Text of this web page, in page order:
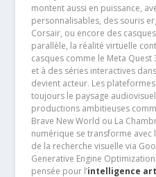
montent aussi en puissance,
personnalisables, des souris
Corsair, ou encore des
parallèle, la réalité virtuelle
casques comme le Meta Quest
et à des séries interactives
devient acteur. Les
toujours le paysage
productions ambitieuses
Brave New World ou La
numérique se transforme avec
de la recherche visuelle via
Generative Engine
pensée pour l’intelligence